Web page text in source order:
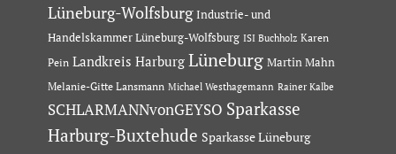
Lüneburg-Wolfsburg Industrie- und
Handelskammer Lüneburg-Wolfsburg ISI Buchholz Karen
Pein Landkreis Harburg Lüneburg Martin Mahn
Melanie-Gitte Lansmann Michael Westhagemann Rainer Kalbe
SCHLARMANNvonGEYSO Sparkasse
Harburg-Buxtehude Sparkasse Lüneburg